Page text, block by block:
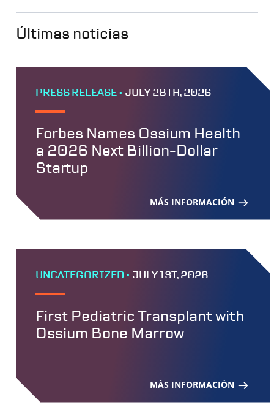
Últimas noticias
PRESS RELEASE • JULY 28TH, 2026
Forbes Names Ossium Health
a 2026 Next Billion-Dollar
Startup
MÁS INFORMACIÓN
UNCATEGORIZED • JULY 1ST, 2026
First Pediatric Transplant with
Ossium Bone Marrow
MÁS INFORMACIÓN